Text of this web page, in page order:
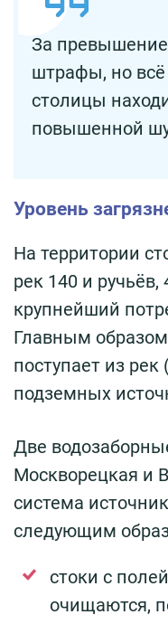
За
штрафы, но всё
столицы
повышенной
Уровень
На территории
рек 140 и
крупнейший
Главным
поступает из
подземных
Две
Москворецкая и
система
следующим
стоки с
очищаются,